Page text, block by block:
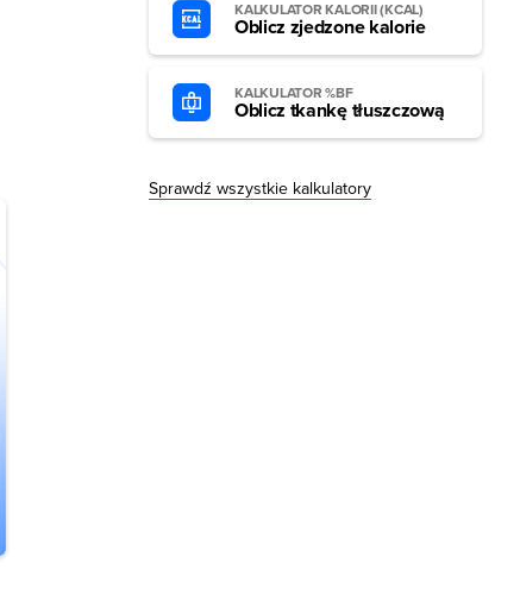
KALKULATOR KALORII (KCAL)
Oblicz zjedzone kalorie
KALKULATOR %BF
Oblicz tkankę tłuszczową
Sprawdź wszystkie kalkulatory